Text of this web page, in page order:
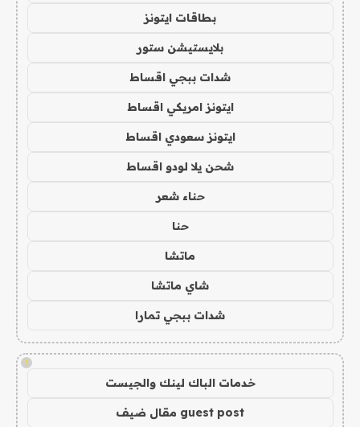
بطاقات ايتونز
بلايستيشن ستور
شدات ببجي اقساط
ايتونز امريكي اقساط
ايتونز سعودي اقساط
شحن يلا لودو اقساط
حناء شعر
حنا
ماتشا
شاي ماتشا
شدات ببجي تمارا
!
خدمات الباك لينك والجيست
guest post مقال ضيف